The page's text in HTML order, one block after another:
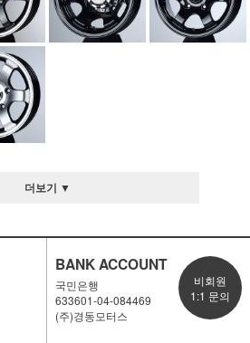
더보기 ▼
BANK ACCOUNT
국민은행
633601-04-084469
(주)경동모터스
비회원
1:1 문의